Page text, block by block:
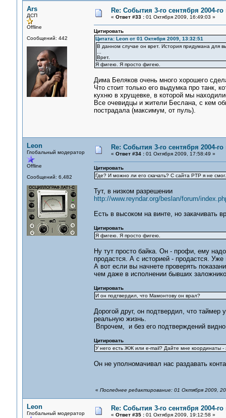
Ars
ДСП
Offline
Сообщений: 442
Re: События 3-го сентября 2004-
« Ответ #33 :01 Октября 2009, 16:49:03 »
Цитировать
Цитата: Leon от 01 Октября 2009, 13:32:51
В данном случае он врет. История придумана для
Врет.
Я фигею. Я просто фигею.
Дима Беляков очень много хорошего
Что стоит только его выдумка про танк,
кухню в хрущевке, в которой мы
Все очевидцы и жители Беслана, с кем
пострадала (максимум, от пуль).
Leon
Глобальный модератор
Offline
Сообщений: 6,482
Re: События 3-го сентября 2004-
« Ответ #34 :01 Октября 2009, 17:58:49 »
Цитировать
Где? И можно ли его скачать? С сайта РТР я не смог.
Тут, в низком разрешении
http://www.reyndar.org/beslan/forum/
Есть в высоком на винте, но закачивать
Цитировать
Я фигею. Я просто фигею.
Ну тут просто байка. Он - профи, ему
продастся. А с историей - продастся.
А вот если вы начнете проверять
чем даже в исполнении бывших
Цитировать
И он подтвердил, что Мамонтову он врал?
Дорогой друг, он подтвердил, что
реальную жизнь.
Впрочем, и без его подтверждений
Цитировать
У него есть ЖЖ или e-mail? Дайте мне координаты -
Он не уполномачивал нас раздавать
« Последнее редактирование: 01 Октября 2009,
Leon
Глобальный модератор
Re: События 3-го сентября 2004-
« Ответ #35 :01 Октября 2009, 19:12:58 »